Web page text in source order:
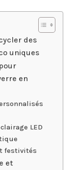
des
uniques
en
LED
festivités
et